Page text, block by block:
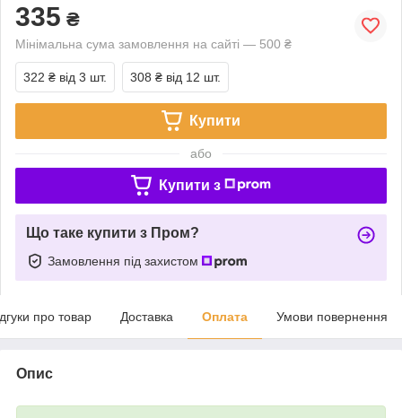
335 ₴
Мінімальна сума замовлення на сайті — 500 ₴
322 ₴ від 3 шт. 308 ₴ від 12 шт.
Купити
або
Купити з
Що таке купити з Пром?
Замовлення під захистом
про товар Доставка Оплата Умови повернення
Опис